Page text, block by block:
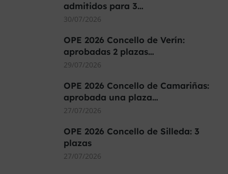
admitidos para 3…
30/07/2026
OPE 2026 Concello de Verín:
aprobadas 2 plazas…
29/07/2026
OPE 2026 Concello de Camariñas:
aprobada una plaza…
27/07/2026
OPE 2026 Concello de Silleda: 3
plazas
27/07/2026